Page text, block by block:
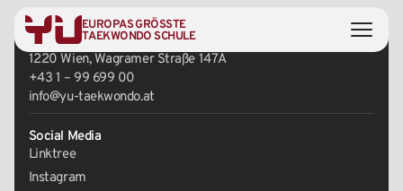
EUROPAS GRÖSSTE
TAEKWONDO SCHULE
Zentrale
1220 Wien, Wagramer Straße 147A
+43 1 – 99 699 00
info@yu-taekwondo.at
Social Media
Linktree
Instagram